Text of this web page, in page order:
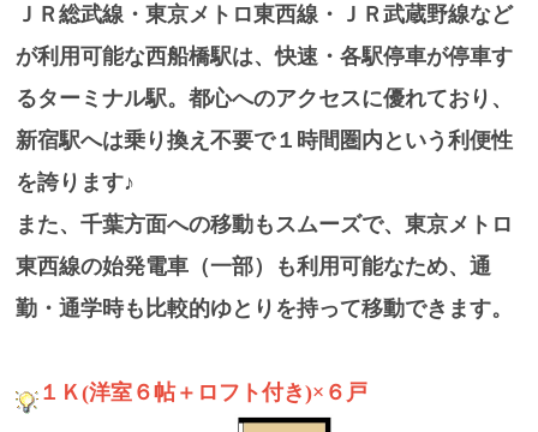
ＪＲ総武線・東京メトロ東西線・ＪＲ武蔵野線など
が利用可能な西船橋駅は、快速・各駅停車が停車す
るターミナル駅。都心へのアクセスに優れており、
新宿駅へは乗り換え不要で１時間圏内という利便性
を誇ります♪
また、千葉方面への移動もスムーズで、東京メトロ
東西線の始発電車（一部）も利用可能なため、通
勤・通学時も比較的ゆとりを持って移動できます。
１Ｋ(洋室６帖＋ロフト付き)×６戸